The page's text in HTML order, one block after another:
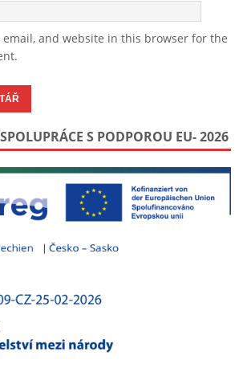
email, and website in this browser for the
S PODPOROU EU- 2026